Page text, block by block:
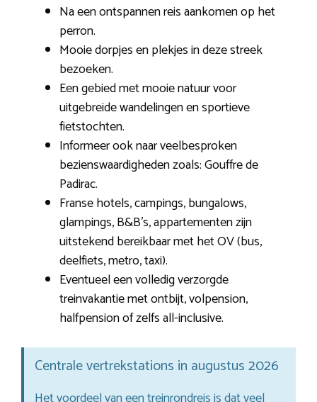
Na een ontspannen reis aankomen op het
perron.
Mooie dorpjes en plekjes in deze streek
bezoeken.
Een gebied met mooie natuur voor
uitgebreide wandelingen en sportieve
fietstochten.
Informeer ook naar veelbesproken
bezienswaardigheden zoals: Gouffre de
Padirac.
Franse hotels, campings, bungalows,
glampings, B&B’s, appartementen zijn
uitstekend bereikbaar met het OV (bus,
deelfiets, metro, taxi).
Eventueel een volledig verzorgde
treinvakantie met ontbijt, volpension,
halfpension of zelfs all-inclusive.
Centrale vertrekstations in augustus 2026